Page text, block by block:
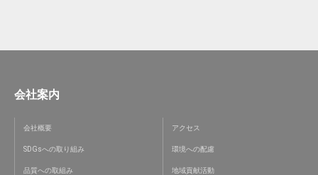
会社案内
会社概要 アクセス
SDGsへの取り組み 環境への配慮
品質への取組み 地域貢献活動